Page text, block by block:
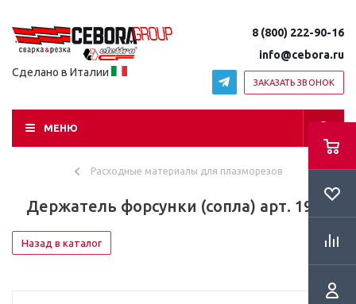
Сделано в Италии
8 (800) 222-90-16
info@cebora.ru
ЗАКАЗАТЬ ЗВОНОК
МЕНЮ
Расходные материалы для плазморезов
Держатель форсунки (сопла) арт. 1913
Назад в каталог